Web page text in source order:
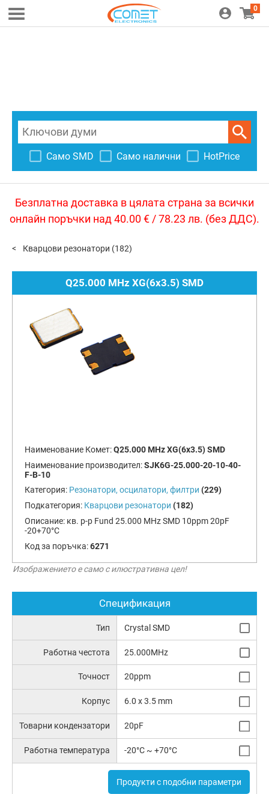
0
Само SMD Само налични HotPrice
Безплатна доставка в цялата страна за всички
онлайн поръчки над 40.00 € / 78.23 лв. (без ДДС).
Кварцови резонатори (182)
Q25.000 MHz XG(6x3.5) SMD
Наименование Комет:Q25.000 MHz XG(6x3.5) SMD
Наименование производител:SJK6G-25.000-20-10-40-
F-B-10
Категория: Резонатори, осцилатори, филтри (229)
Подкатегория: Кварцови резонатори (182)
Описание: кв. р-р Fund 25.000 MHz SMD 10ppm 20pF
-20+70°C
Код за поръчка:6271
Изображението е само с илюстративна цел!
Спецификация
Тип Crystal SMD
Работна честота 25.000MHz
Точност 20ppm
Корпус 6.0 x 3.5 mm
Товарни кондензатори 20pF
Работна температура -20°C ~ +70°C
Продукти с подобни параметри